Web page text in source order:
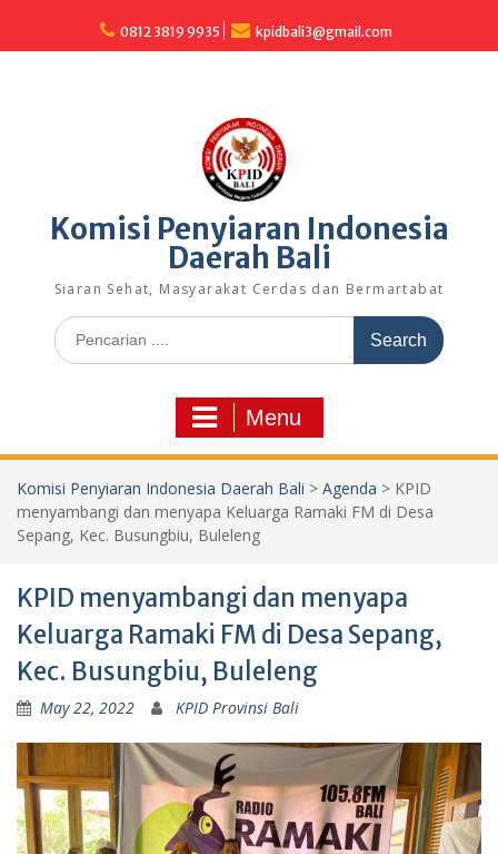
content
0812 3819 9935 kpidbali3@gmail.com
Komisi Penyiaran Indonesia
Daerah Bali
Siaran Sehat, Masyarakat Cerdas dan Bermartabat
Search
for:
Menu
Komisi Penyiaran Indonesia Daerah Bali > Agenda > KPID
menyambangi dan menyapa Keluarga Ramaki FM di Desa
Sepang, Kec. Busungbiu, Buleleng
KPID menyambangi dan menyapa
Keluarga Ramaki FM di Desa Sepang,
Kec. Busungbiu, Buleleng
May 22, 2022 KPID Provinsi Bali